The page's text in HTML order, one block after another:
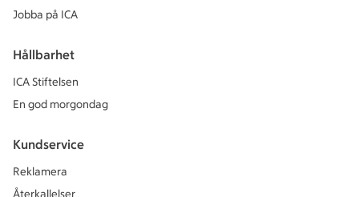
Jobba på ICA
Hållbarhet
ICA Stiftelsen
En god morgondag
Kundservice
Reklamera
Återkallelser